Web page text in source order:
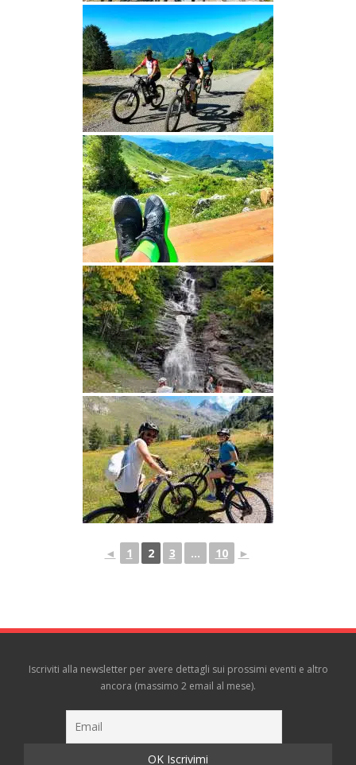
◄ 1 2 3 ... 10 ►
Iscriviti alla newsletter per avere dettagli sui prossimi eventi e altro
ancora (massimo 2 email al mese).